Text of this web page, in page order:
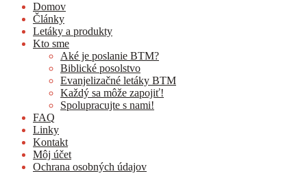
Domov
Články
Letáky a produkty
Kto sme
Aké je poslanie BTM?
Biblické posolstvo
Evanjelizačné letáky BTM
Každý sa môže zapojiť!
Spolupracujte s nami!
FAQ
Linky
Kontakt
Môj účet
Ochrana osobných údajov